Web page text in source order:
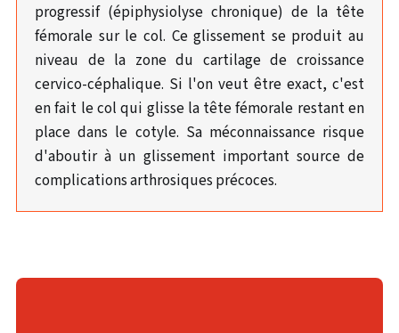
progressif (épiphysiolyse chronique) de la tête
fémorale sur le col. Ce glissement se produit au
niveau de la zone du cartilage de croissance
cervico-céphalique. Si l'on veut être exact, c'est
en fait le col qui glisse la tête fémorale restant en
place dans le cotyle. Sa méconnaissance risque
d'aboutir à un glissement important source de
complications arthrosiques précoces.